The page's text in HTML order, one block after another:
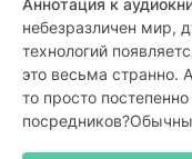
Аннотация к
небезразличен мир,
технологий
это весьма странно.
то просто